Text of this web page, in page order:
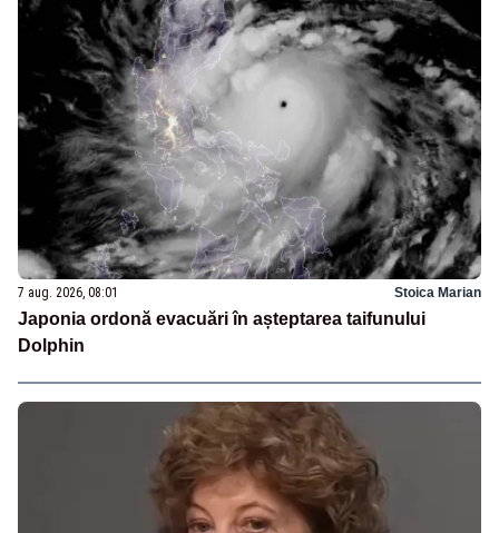
7 aug. 2026, 08:01 Stoica Marian
Japonia ordonă evacuări în așteptarea taifunului
Dolphin